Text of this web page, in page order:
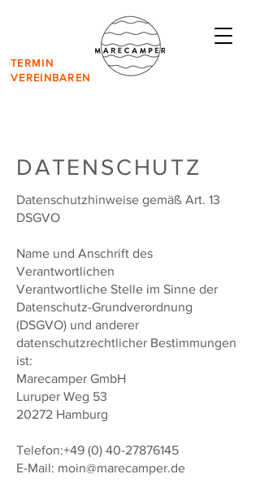
TERMIN
VEREINBAREN
DATENSCHUTZ
Datenschutzhinweise gemäß Art. 13
DSGVO
Name und Anschrift des
Verantwortlichen
Verantwortliche Stelle im Sinne der
Datenschutz-Grundverordnung
(DSGVO) und anderer
datenschutzrechtlicher Bestimmungen
ist:
Marecamper GmbH
Luruper Weg 53
20272 Hamburg
Telefon:+49 (0) 40-27876145
E-Mail: moin@marecamper.de